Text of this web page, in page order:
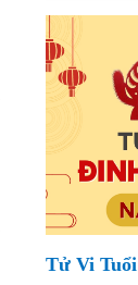
Tử Vi Tuổi